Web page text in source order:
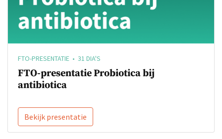
FTO-PRESENTATIE • 31 DIA'S
FTO-presentatie Probiotica bij
antibiotica
Bekijk presentatie